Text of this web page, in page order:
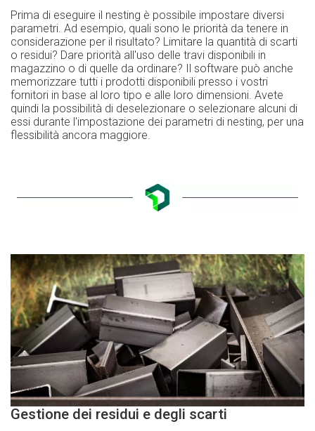
Prima di eseguire il nesting è possibile impostare diversi
parametri. Ad esempio, quali sono le priorità da tenere in
considerazione per il risultato? Limitare la quantità di scarti
o residui? Dare priorità all'uso delle travi disponibili in
magazzino o di quelle da ordinare? Il software può anche
memorizzare tutti i prodotti disponibili presso i vostri
fornitori in base al loro tipo e alle loro dimensioni. Avete
quindi la possibilità di deselezionare o selezionare alcuni di
essi durante l'impostazione dei parametri di nesting, per una
flessibilità ancora maggiore.
Gestione dei residui e degli scarti